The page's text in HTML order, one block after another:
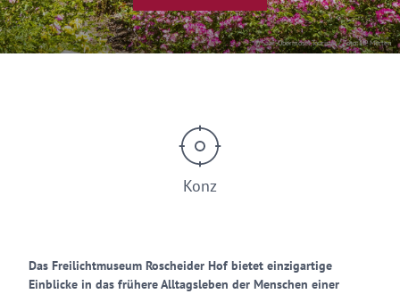
© Saar-Obermosel-Touristik / Foto: HP Merten
Konz
Das Freilichtmuseum Roscheider Hof bietet einzigartige
Einblicke in das frühere Alltagsleben der Menschen einer